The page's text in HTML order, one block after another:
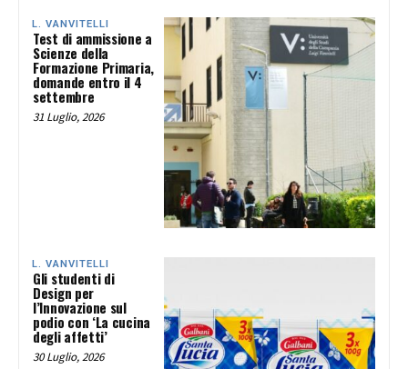
L. VANVITELLI
Test di ammissione a
Scienze della
Formazione Primaria,
domande entro il 4
settembre
31 Luglio, 2026
L. VANVITELLI
Gli studenti di
Design per
l’Innovazione sul
podio con ‘La cucina
degli affetti’
30 Luglio, 2026